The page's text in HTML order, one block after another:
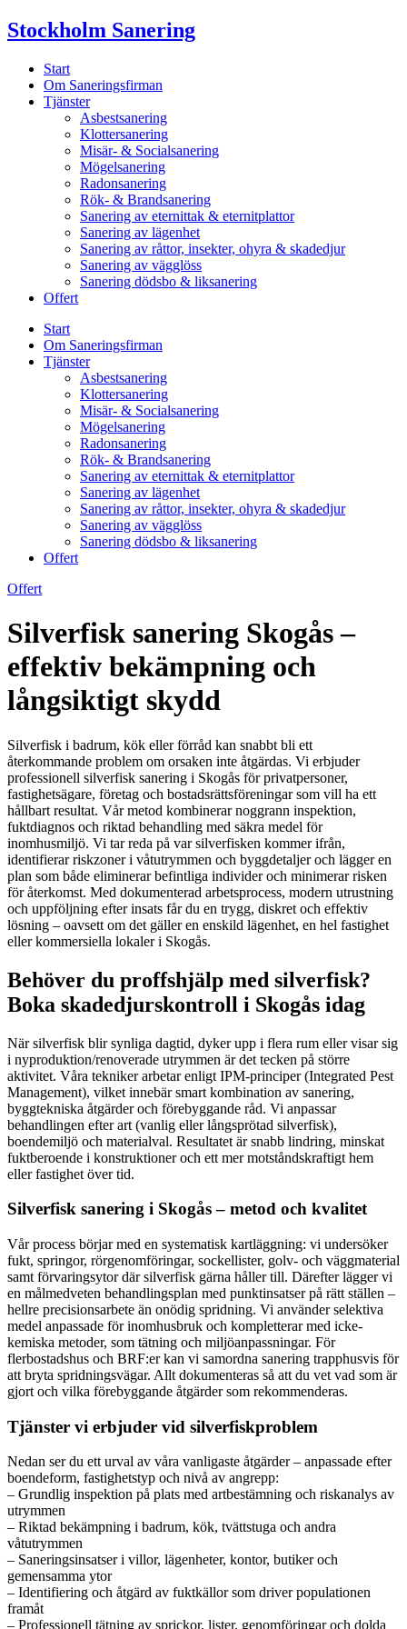
Skip
to
Stockholm Sanering
Start
Om Saneringsfirman
Tjänster
Asbestsanering
Klottersanering
Misär- & Socialsanering
Mögelsanering
Radonsanering
Rök- & Brandsanering
Sanering av eternittak & eternitplattor
Sanering av lägenhet
Sanering av råttor, insekter, ohyra & skadedjur
Sanering av vägglöss
Sanering dödsbo & liksanering
Offert
Start
Om Saneringsfirman
Tjänster
Asbestsanering
Klottersanering
Misär- & Socialsanering
Mögelsanering
Radonsanering
Rök- & Brandsanering
Sanering av eternittak & eternitplattor
Sanering av lägenhet
Sanering av råttor, insekter, ohyra & skadedjur
Sanering av vägglöss
Sanering dödsbo & liksanering
Offert
Offert
Silverfisk sanering Skogås –
effektiv bekämpning och
långsiktigt skydd
Silverfisk i badrum, kök eller förråd kan snabbt bli ett
återkommande problem om orsaken inte åtgärdas. Vi erbjuder
professionell silverfisk sanering i Skogås för privatpersoner,
fastighetsägare, företag och bostadsrättsföreningar som vill ha ett
hållbart resultat. Vår metod kombinerar noggrann inspektion,
fuktdiagnos och riktad behandling med säkra medel för
inomhusmiljö. Vi tar reda på var silverfisken kommer ifrån,
identifierar riskzoner i våtutrymmen och byggdetaljer och lägger en
plan som både eliminerar befintliga individer och minimerar risken
för återkomst. Med dokumenterad arbetsprocess, modern utrustning
och uppföljning efter insats får du en trygg, diskret och effektiv
lösning – oavsett om det gäller en enskild lägenhet, en hel fastighet
eller kommersiella lokaler i Skogås.
Behöver du proffshjälp med silverfisk?
Boka skadedjurskontroll i Skogås idag
När silverfisk blir synliga dagtid, dyker upp i flera rum eller visar sig
i nyproduktion/renoverade utrymmen är det tecken på större
aktivitet. Våra tekniker arbetar enligt IPM-principer (Integrated Pest
Management), vilket innebär smart kombination av sanering,
byggtekniska åtgärder och förebyggande råd. Vi anpassar
behandlingen efter art (vanlig eller långsprötad silverfisk),
boendemiljö och materialval. Resultatet är snabb lindring, minskat
fuktberoende i konstruktioner och ett mer motståndskraftigt hem
eller fastighet över tid.
Silverfisk sanering i Skogås – metod och kvalitet
Vår process börjar med en systematisk kartläggning: vi undersöker
fukt, springor, rörgenomföringar, sockellister, golv- och väggmaterial
samt förvaringsytor där silverfisk gärna håller till. Därefter lägger vi
en målmedveten behandlingsplan med punktinsatser på rätt ställen –
hellre precisionsarbete än onödig spridning. Vi använder selektiva
medel anpassade för inomhusbruk och kompletterar med icke-
kemiska metoder, som tätning och miljöanpassningar. För
flerbostadshus och BRF:er kan vi samordna sanering trapphusvis för
att bryta spridningsvägar. Allt dokumenteras så att du vet vad som är
gjort och vilka förebyggande åtgärder som rekommenderas.
Tjänster vi erbjuder vid silverfiskproblem
Nedan ser du ett urval av våra vanligaste åtgärder – anpassade efter
boendeform, fastighetstyp och nivå av angrepp:
– Grundlig inspektion på plats med artbestämning och riskanalys av
utrymmen
– Riktad bekämpning i badrum, kök, tvättstuga och andra
våtutrymmen
– Saneringsinsatser i villor, lägenheter, kontor, butiker och
gemensamma ytor
– Identifiering och åtgärd av fuktkällor som driver populationen
framåt
– Professionell tätning av sprickor, lister, genomföringar och dolda